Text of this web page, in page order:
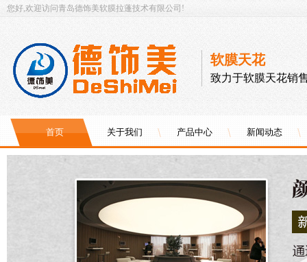
您好,欢迎访问青岛德饰美软膜拉蓬技术有限公司!
软膜天花
致力于软膜天花销
首页 关于我们 产品中心 新闻动态